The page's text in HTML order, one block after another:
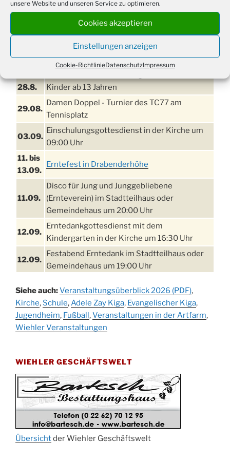
unsere Website und unseren Service zu optimieren.
Cookies akzeptieren
Einstellungen anzeigen
Cookie-RichtlinieDatenschutzImpressum
28.8.
Kinder ab 13 Jahren
29.08.
Damen Doppel - Turnier des TC77 am
Tennisplatz
03.09.
Einschulungsgottesdienst in der Kirche um
09:00 Uhr
11. bis
13.09.
Erntefest in Drabenderhöhe
11.09.
Disco für Jung und Junggebliebene
(Ernteverein) im Stadtteilhaus oder
Gemeindehaus um 20:00 Uhr
12.09.
Erntedankgottesdienst mit dem
Kindergarten in der Kirche um 16:30 Uhr
12.09.
Festabend Erntedank im Stadtteilhaus oder
Gemeindehaus um 19:00 Uhr
13.09.
Stadtteilhaus um 14:00 Uhr
19.09.
Schlagerabend im Stadtteilhaus
Drabenderhöhe
Kinderbibeltag im Ev. Gemeindehaus von 10-
12 Uhr
09.10.
Afterwork-Andacht um 18:00 Uhr in der
Kirche
10.10.
Sandmännchen-Gottesdienst in der Kirche
Siehe auch:Veranstaltungsüberblick 2026 (PDF),
Kirche, Schule,Adele Zay Kiga, Evangelischer Kiga,
Jugendheim, Fußball,Veranstaltungen in der Artfarm,
Wiehler Veranstaltungen
WIEHLER GESCHÄFTSWELT
Übersichtder Wiehler Geschäftswelt